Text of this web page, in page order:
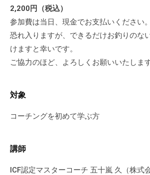
2,200円（税込）
参加費は当日、現金でお支払いください。
恐れ入りますが、できるだけお釣りのな
けますと幸いです。
ご協力のほど、よろしくお願いいたします
対象
コーチングを初めて学ぶ方
講師
ICF認定マスターコーチ 五十嵐 久（株式